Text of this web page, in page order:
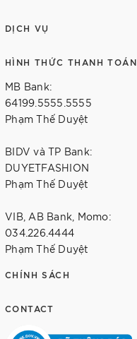
DỊCH VỤ
HÌNH THỨC THANH TOÁN
MB Bank:
64199.5555.5555
Phạm Thế Duyệt
BIDV và TP Bank:
DUYETFASHION
Phạm Thế Duyệt
VIB, AB Bank, Momo:
034.226.4444
Phạm Thế Duyệt
CHÍNH SÁCH
CONTACT